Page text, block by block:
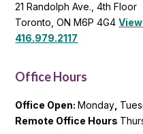
21 Randolph Ave., 4th Floor
Toronto, ON M6P 4G4
416.979.2117
Office Hours
Office Open:Monday
Remote Office Hours